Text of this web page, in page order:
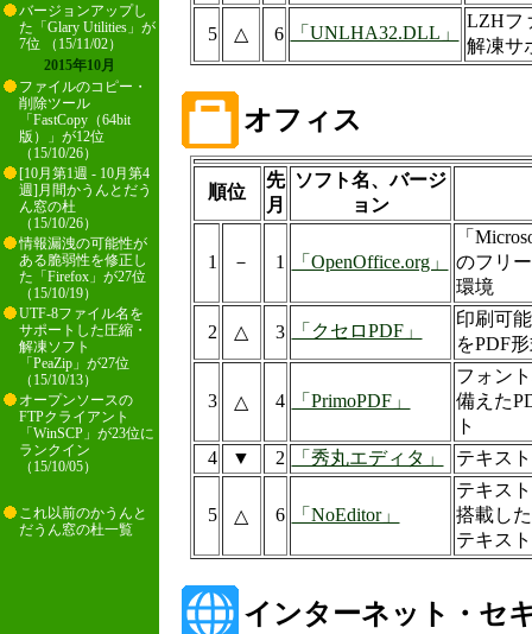
バージョンアップし
た「Glary Utilities」が
7位 （15/11/02）
2015年10月
ファイルのコピー・
削除ツール
「FastCopy（64bit
版）」が12位
（15/10/26）
[10月第1週 - 10月第4
週]月間かうんとだう
ん窓の杜
（15/10/26）
情報漏洩の可能性が
ある脆弱性を修正し
た「Firefox」が27位
（15/10/19）
UTF-8ファイル名を
サポートした圧縮・
解凍ソフト
「PeaZip」が27位
（15/10/13）
オープンソースの
FTPクライアント
「WinSCP」が23位に
ランクイン
（15/10/05）
これ以前のかうんと
だうん窓の杜一覧
5 △ 6 「UNLHA32.DLL」
LZHフ
解凍サ
オフィス
順位
先
月
ソフト名、バージ
ョン
1 － 1 「OpenOffice.org」
「
のフリ
環境
2 △ 3 「クセロPDF」
印刷可
をPDF
3 △ 4 「PrimoPDF」
フォン
備えた
ト
4
▼ 2 「秀丸エディタ」 テキス
5 △ 6 「NoEditor」
テキス
搭載し
テキス
インターネット・セ